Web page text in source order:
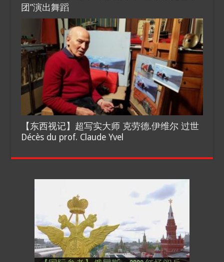
团”演出舞蹈
【东西视记】超写实大师 克劳德.伊维尔 过世
Décès du prof. Claude Yvel
【国际参考】”戏剧性“服装设计师